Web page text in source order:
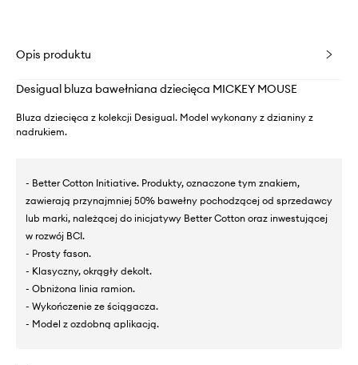
Opis produktu
Desigual bluza bawełniana dziecięca MICKEY MOUSE
Bluza dziecięca z kolekcji Desigual. Model wykonany z dzianiny z
nadrukiem.
- Better Cotton Initiative. Produkty, oznaczone tym znakiem,
zawierają przynajmniej 50% bawełny pochodzącej od sprzedawcy
lub marki, należącej do inicjatywy Better Cotton oraz inwestującej
w rozwój BCI.
- Prosty fason.
- Klasyczny, okrągły dekolt.
- Obniżona linia ramion.
- Wykończenie ze ściągacza.
- Model z ozdobną aplikacją.